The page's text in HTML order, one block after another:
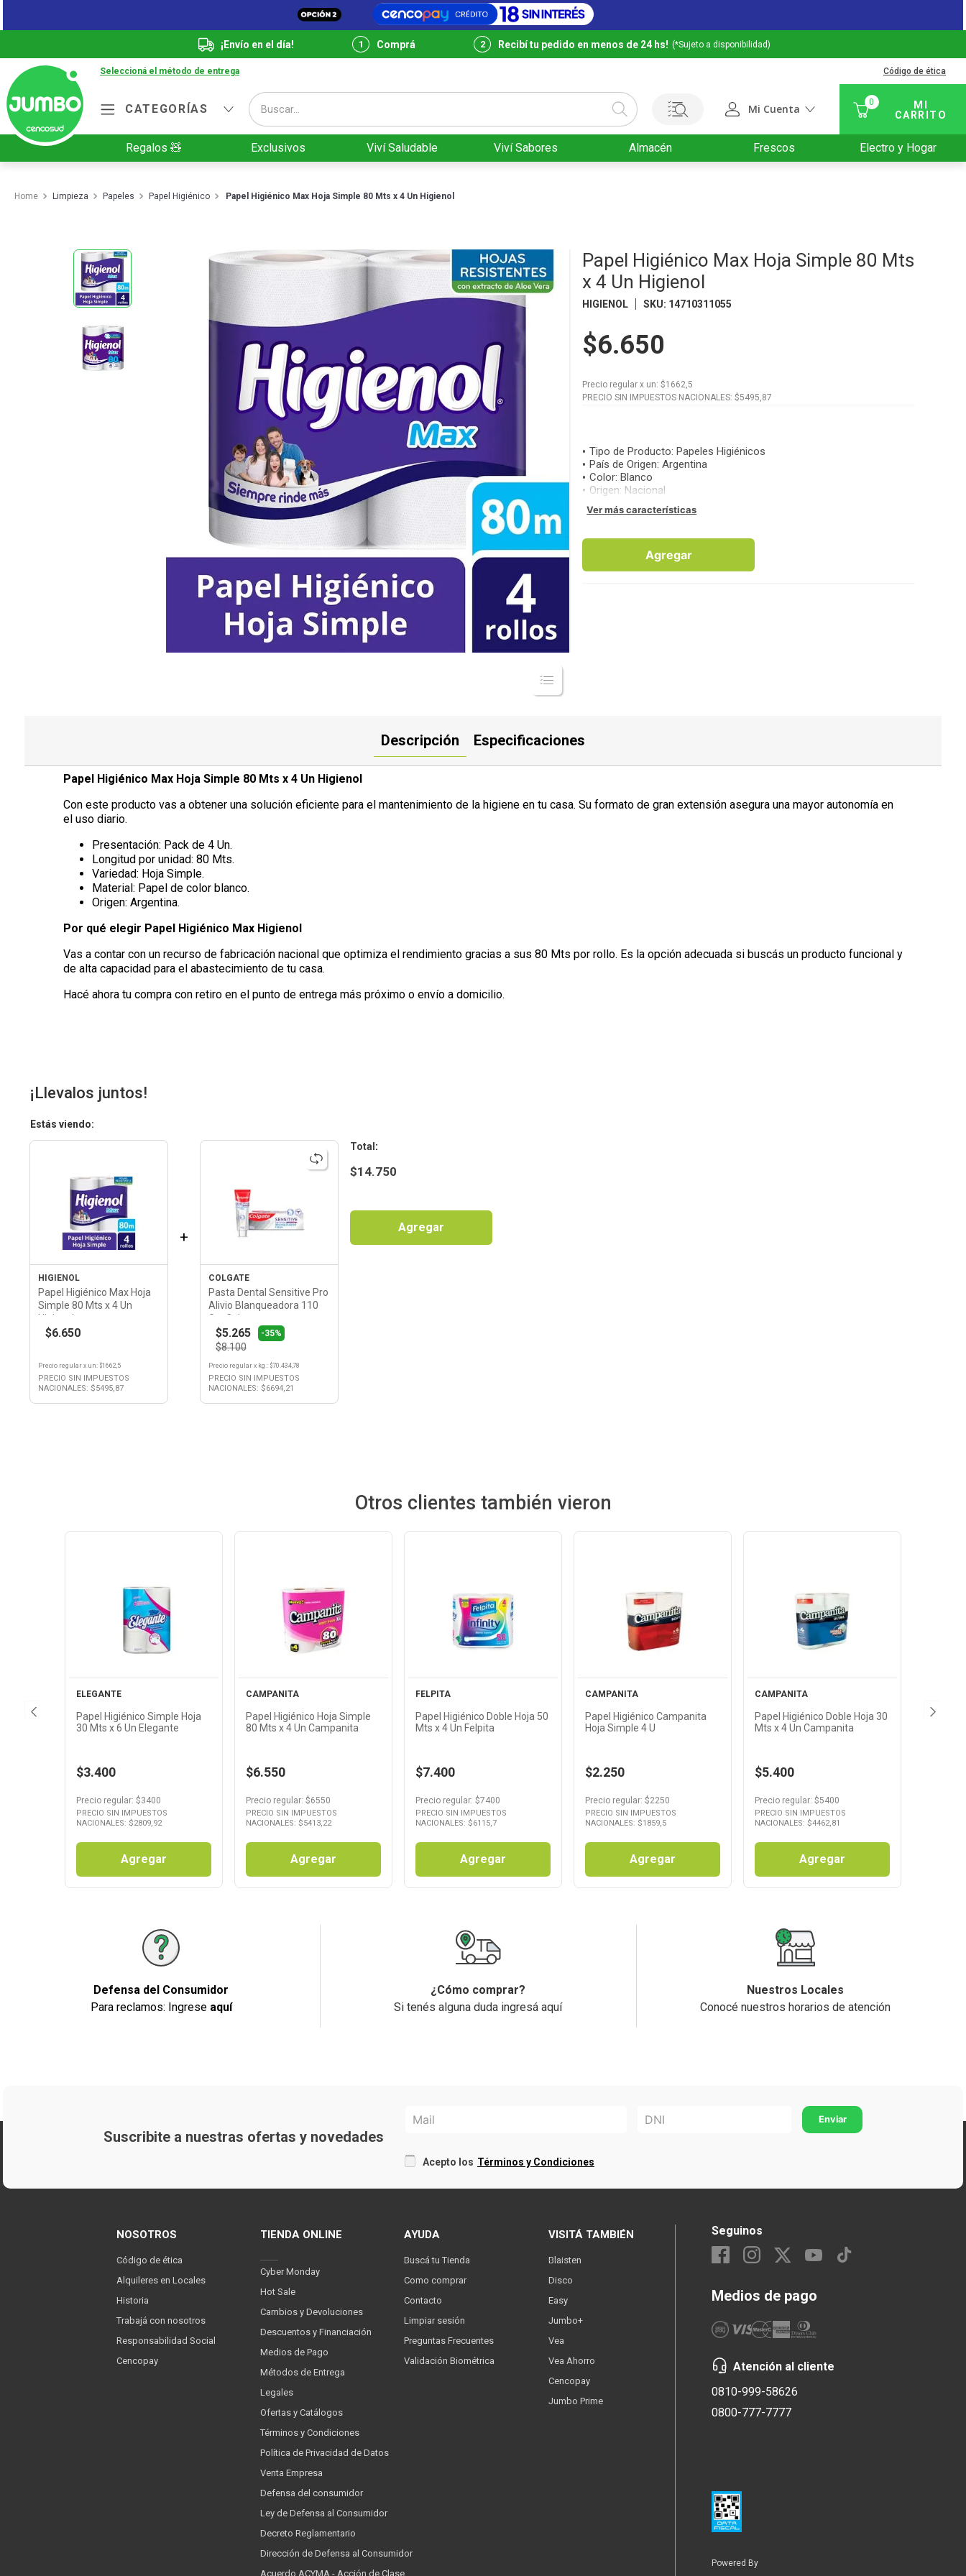
¡Envío en el día! Comprá Recibí tu pedido en menos de 24 hs! (*Sujeto a disponibilidad)
Seleccioná el método de entrega Código de ética
CATEGORÍAS
Buscar...
Mi Cuenta
0
Regalos 🧸 Exclusivos Viví Saludable Viví Sabores Almacén Frescos Electro y Hogar
Limpieza Papeles Papel Higiénico Papel Higiénico Max Hoja Simple 80 Mts x 4 Un Higienol
Papel Higiénico Max Hoja Simple 80 Mts
x 4 Un Higienol
HIGIENOL SKU: 14710311055
$6.650
Precio regular x un: $1662,5
PRECIO SIN IMPUESTOS NACIONALES: $5495,87
Tipo de Producto: Papeles Higiénicos
País de Origen:Argentina
Color: Blanco
Origen: Nacional
Ver más características
Agregar
Descripción Especificaciones
Papel Higiénico Max Hoja Simple 80 Mts x 4 Un Higienol
Con este producto vas a obtener una solución eficiente para el mantenimiento de la higiene en tu casa. Su formato de gran extensión asegura una mayor autonomía en
el uso diario.
Presentación: Pack de 4 Un.
Longitud por unidad: 80 Mts.
Variedad: Hoja Simple.
Material: Papel de color blanco.
Origen: Argentina.
Por qué elegir Papel Higiénico Max Higienol
Vas a contar con un recurso de fabricación nacional que optimiza el rendimiento gracias a sus 80 Mts por rollo. Es la opción adecuada si buscás un producto funcional y
de alta capacidad para el abastecimiento de tu casa.
Hacé ahora tu compra con retiro en el punto de entrega más próximo o envío a domicilio.
¡Llevalos juntos!
Estás viendo:
HIGIENOL
Papel Higiénico Max Hoja
Simple 80 Mts x 4 Un
Higienol
$6.650
Precio regularx un: $1662,5
PRECIO SIN IMPUESTOS
NACIONALES: $5495,87
+
COLGATE
Pasta Dental Sensitive Pro
Alivio Blanqueadora 110
Grs Colgate
$5.265 -35%
$8.100
Precio regularx kg. : $70.434,78
PRECIO SIN IMPUESTOS
NACIONALES: $6694,21
:
$14.750
Agregar
Otros clientes también vieron
Ver
Producto
ELEGANTE
Papel Higiénico Simple Hoja
30 Mts x 6 Un Elegante
$3.400
Precio regular: $3400
PRECIO SIN IMPUESTOS
NACIONALES: $2809,92
Agregar
Ver
Producto
CAMPANITA
Papel Higiénico Hoja Simple
80 Mts x 4 Un Campanita
$6.550
Precio regular: $6550
PRECIO SIN IMPUESTOS
NACIONALES: $5413,22
Agregar
Ver
Producto
FELPITA
Papel Higiénico Doble Hoja 50
Mts x 4 Un Felpita
$7.400
Precio regular: $7400
PRECIO SIN IMPUESTOS
NACIONALES: $6115,7
Agregar
Ver
Producto
CAMPANITA
Papel Higiénico Campanita
Hoja Simple 4 U
$2.250
Precio regular: $2250
PRECIO SIN IMPUESTOS
NACIONALES: $1859,5
Agregar
Ver
Producto
CAMPANITA
Papel Higiénico Doble Hoja 30
Mts x 4 Un Campanita
$5.400
Precio regular: $5400
PRECIO SIN IMPUESTOS
NACIONALES: $4462,81
Agregar
Defensa del Consumidor
Para reclamos: Ingrese aquí
¿Cómo comprar?
Si tenés alguna duda ingresá aquí
Nuestros Locales
Conocé nuestros horarios de atención
Suscribite a nuestras ofertas y novedades
Acepto los Términos y Condiciones
NOSOTROS
Código de ética
Alquileres en Locales
Historia
Trabajá con nosotros
Responsabilidad Social
Cencopay
TIENDA ONLINE
Cyber Monday
Hot Sale
Cambios y Devoluciones
Descuentos y Financiación
Medios de Pago
Métodos de Entrega
Legales
Ofertas y Catálogos
Términos y Condiciones
Política de Privacidad de Datos
Venta Empresa
Defensa del consumidor
Ley de Defensa al Consumidor
Decreto Reglamentario
Dirección de Defensa al Consumidor
Acuerdo ACYMA - Acción de Clase
AYUDA
Buscá tu Tienda
Como comprar
Contacto
Limpiar sesión
Preguntas Frecuentes
Validación Biométrica
VISITÁ TAMBIÉN
Blaisten
Disco
Easy
Jumbo+
Vea
Vea Ahorro
Cencopay
Jumbo Prime
Seguinos
Medios de pago
Atención al cliente
0810-999-58626
0800-777-7777
Powered By
Términos más buscados
2.
Cafe
Cerveza
Galletitas
Yerba
Juguetes
Carne